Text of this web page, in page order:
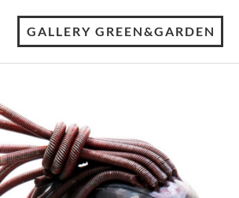
GALLERY GREEN&GARDEN